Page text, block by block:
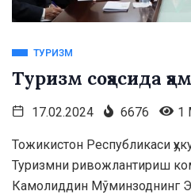
ТУРИЗМ
Туризм соҳасида
17.02.2024 6676 1
Тожикистон Республикаси
Туризмни ривожлантириш
Камолиддин Мўминзоднинг